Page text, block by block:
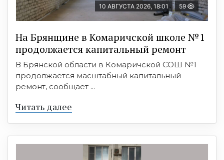
10 АВГУСТА 2026, 18:01 59
На Брянщине в Комаричской школе №1
продолжается капитальный ремонт
В Брянской области в Комаричской СОШ №1
продолжается масштабный капитальный
ремонт, сообщает ...
Читать далее